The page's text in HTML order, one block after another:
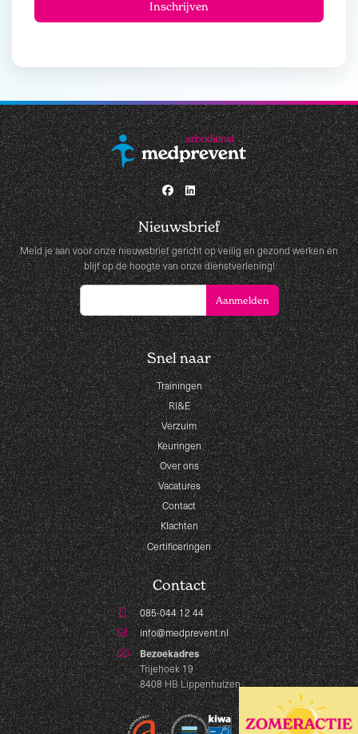
Nieuwsbrief
Meld je aan voor onze nieuwsbrief gericht op veilig en gezond werken en
blijf op de hoogte van onze dienstverlening!
Snel naar
Trainingen
RI&E
Verzuim
Keuringen
Over ons
Vacatures
Contact
Klachten
Certificeringen
Contact
085-044 12 44
info@medprevent.nl
Bezoekadres
Trijehoek 19
8408 HB Lippenhuizen